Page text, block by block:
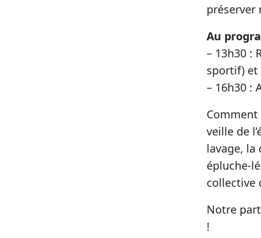
préserver
Au
– 13h30 :
sportif) et
– 16h30 :
Comment
veille de
lavage, la
épluche-
collective
Notre
!